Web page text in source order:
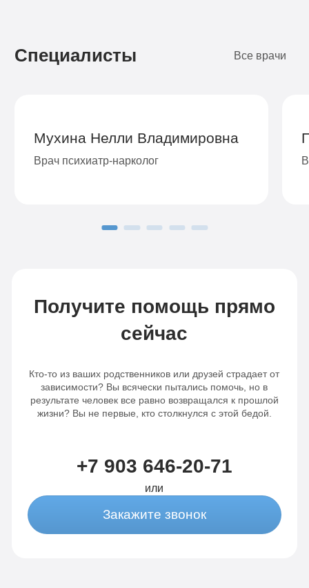
4-х местная комната
Круглосуточное наблюдение
Больничный лист
Специалисты Все врачи
Мухина Нелли Владимировна
Врач психиатр-нарколог
Получите помощь прямо
сейчас
Кто-то из ваших родственников или друзей страдает от
зависимости? Вы всячески пытались помочь, но в
результате человек все равно возвращался к прошлой
жизни? Вы не первые, кто столкнулся с этой бедой.
+7 903 646-20-71
или
Закажите звонок